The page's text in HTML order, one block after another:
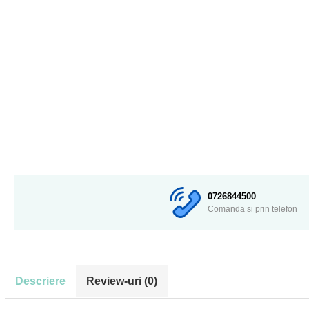
0726844500
Comanda si prin telefon
Descriere Review-uri (0)